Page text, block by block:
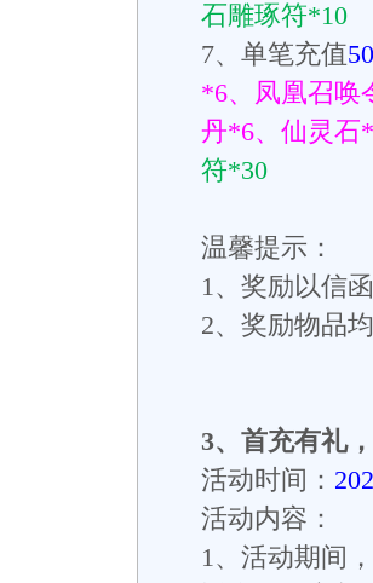
石雕琢符*10
7、单笔充值
*6、凤凰召唤
丹*6、仙灵石
符*30
温馨提示：
1、奖励以信
2、奖励物品
3、 首充有礼
活动时间：
活动内容：
1、 活动期间